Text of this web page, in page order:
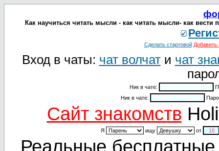
Как научиться читать мысли - как читать мысли- как
Сделать стартовой Добавить
Вход в чаты: чат волчати чат
Ник в чате:
Ник в чате:
Cайт знакомств
Я ищу от
Реальные бесплатные